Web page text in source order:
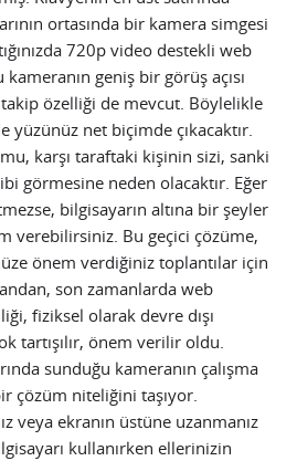
ortasında bir kamera simgesi
720p video destekli web
kameranın geniş bir görüş açısı
özelliği de mevcut. Böylelikle
net biçimde çıkacaktır.
karşı taraftaki kişinin sizi, sanki
görmesine neden olacaktır. Eğer
bilgisayarın altına bir şeyler
verebilirsiniz. Bu geçici çözüme,
önem verdiğiniz toplantılar için
son zamanlarda web
fiziksel olarak devre dışı
tartışılır, önem verilir oldu.
sunduğu kameranın çalışma
çözüm niteliğini taşıyor.
veya ekranın üstüne uzanmanız
kullanırken ellerinizin